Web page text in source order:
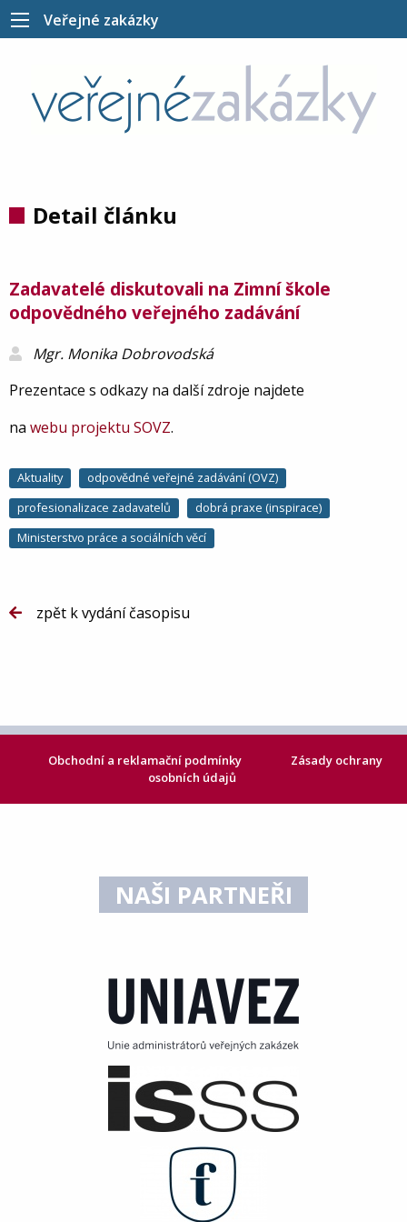
Veřejné zakázky
Detail článku
Zadavatelé diskutovali na Zimní škole
odpovědného veřejného zadávání
Mgr. Monika Dobrovodská
Prezentace s odkazy na další zdroje najdete
na webu projektu SOVZ.
Aktuality
odpovědné veřejné zadávání (OVZ)
profesionalizace zadavatelů
dobrá praxe (inspirace)
Ministerstvo práce a sociálních věcí
zpět k vydání časopisu
Obchodní a reklamační podmínky
Zásady ochrany
osobních údajů
NAŠI PARTNEŘI